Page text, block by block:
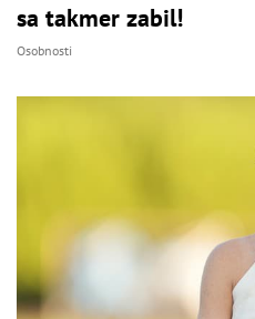
sa takmer zabil!
Osobnosti